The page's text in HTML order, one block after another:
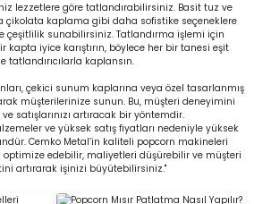
lezzetlere göre tatlandırabilirsiniz. Basit tuz ve
çikolata kaplama gibi daha sofistike seçeneklere
çeşitlilik sunabilirsiniz. Tatlandırma işlemi için
kapta iyice karıştırın, böylece her bir tanesi eşit
tatlandırıcılarla kaplansın.
çekici sunum kaplarına veya özel tasarlanmış
müşterilerinize sunun. Bu, müşteri deneyimini
satışlarınızı artıracak bir yöntemdir.
ve yüksek satış fiyatları nedeniyle yüksek
Cemko Metal’in kaliteli popcorn makineleri
edebilir, maliyetleri düşürebilir ve müşteri
artırarak işinizi büyütebilirsiniz."